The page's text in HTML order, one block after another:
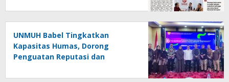
UNMUH Babel Tingkatkan
Kapasitas Humas, Dorong
Penguatan Reputasi dan